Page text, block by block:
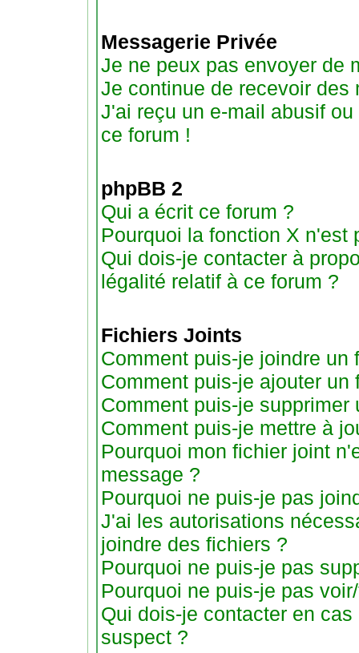
Messagerie Privée
Je ne peux pas envoyer de
Je continue de recevoir
J'ai reçu un e-mail abusif
ce forum !
phpBB 2
Qui a écrit ce forum ?
Pourquoi la fonction X n'est
Qui dois-je contacter à
légalité relatif à ce forum ?
Fichiers Joints
Comment puis-je joindre un
Comment puis-je ajouter
Comment puis-je supprimer
Comment puis-je mettre à
Pourquoi mon fichier joint
message ?
Pourquoi ne puis-je pas
J'ai les autorisations
joindre des fichiers ?
Pourquoi ne puis-je pas
Pourquoi ne puis-je pas
Qui dois-je contacter en
suspect ?